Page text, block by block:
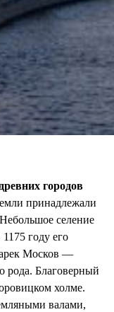
древних городов
принадлежали
селение
году его
Москов —
рода. Благоверный
холме.
валами,